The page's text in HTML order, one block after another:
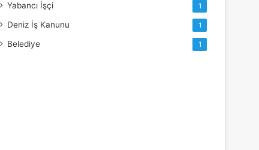
Yabancı İşçi 1
Deniz İş Kanunu 1
Belediye 1